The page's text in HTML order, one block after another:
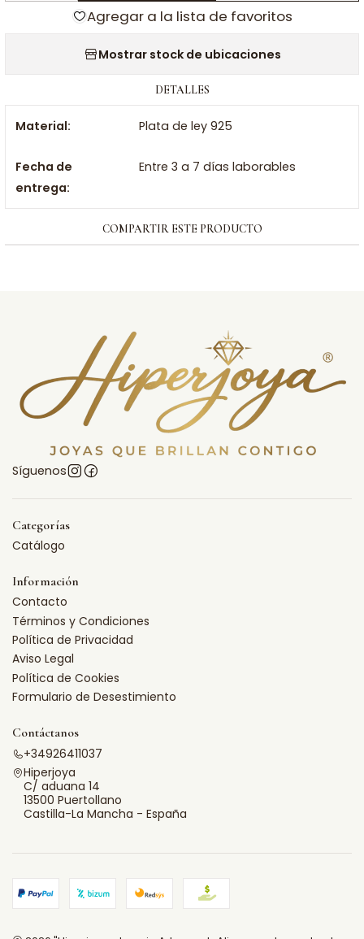
Agregar a la lista de favoritos
Mostrar stock de ubicaciones
DETALLES
Material: Plata de ley 925
Fecha de
entrega:
Entre 3 a 7 días laborables
COMPARTIR ESTE PRODUCTO
Síguenos
Categorías
Catálogo
Información
Contacto
Términos y Condiciones
Política de Privacidad
Aviso Legal
Política de Cookies
Formulario de Desestimiento
Contáctanos
+34926411037
Hiperjoya
C/ aduana 14
13500 Puertollano
Castilla-La Mancha - España